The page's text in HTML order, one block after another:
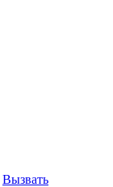
Вызвать